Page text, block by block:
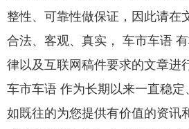
整性、可靠性做保证，因此请在
合法、客观、真实， 车市车语
律以及互联网稿件要求的文章进
车市车语 作为长期以来一直稳
如既往的为您提供有价值的资讯